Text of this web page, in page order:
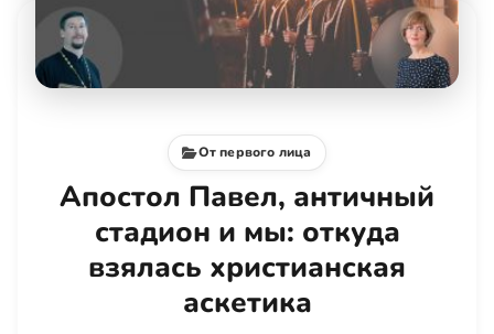
От первого лица
Апостол Павел, античный
стадион и мы: откуда
взялась христианская
аскетика